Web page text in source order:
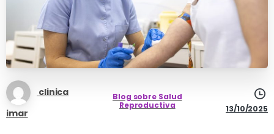
clinica
imar
Blog sobre Salud
Reproductiva
13/10/2025